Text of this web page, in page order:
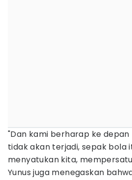
"Dan kami berharap ke
tidak akan terjadi, sepak bola
menyatukan kita,
Yunus juga menegaskan